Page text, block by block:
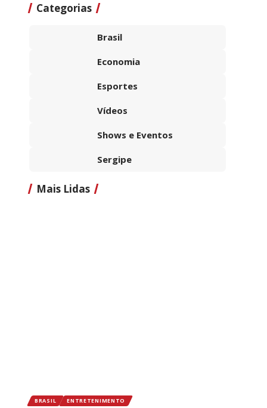
Categorias
Brasil
Economia
Esportes
Vídeos
Shows e Eventos
Sergipe
Mais Lidas
BRASIL ENTRETENIMENTO